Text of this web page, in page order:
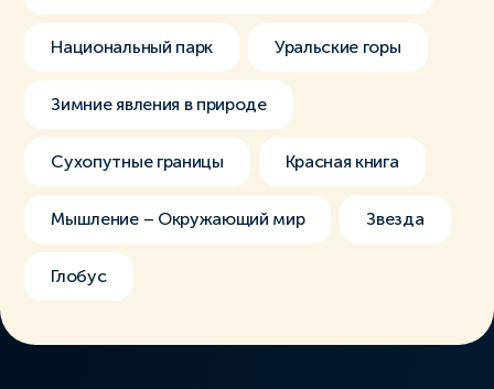
Национальный парк Уральские горы
Зимние явления в природе
Сухопутные границы Красная книга
Мышление – Окружающий мир Звезда
Глобус